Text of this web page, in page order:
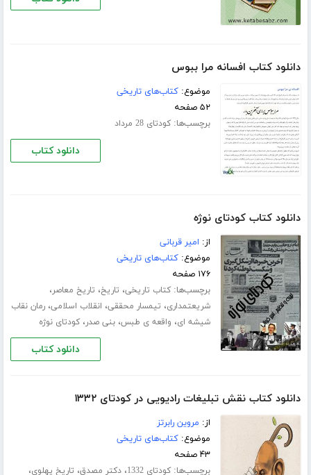
دانلود کتاب افسانه مرا ببوس
موضوع:کتاب‌های تاریخی
۵۲ صفحه
برچسب‌ها:کودتای 28 مرداد
دانلود کتاب
دانلود کتاب کودتای نوژه
از: امیر قربانی
موضوع:کتاب‌های تاریخی
۱۷۶ صفحه
برچسب‌ها:کتاب تاریخی، تاریخ، تاریخ معاصر،
شریعتمداری، تیمسار محققی، انقلاب اسلامی،رمان نقاب
شیشه ای، واقعه ی طبس،بنی صدر،کودتای نوژه
دانلود کتاب
دانلود کتاب نقش تبلیغات رادیویی در کودتای ۱۳۳۲
از: مروین رابرتز
موضوع:کتاب‌های تاریخی
۴۳ صفحه
برچسب‌ها:کودتای 1332 ،دکتر مصدق، تاریخ پهلوی،